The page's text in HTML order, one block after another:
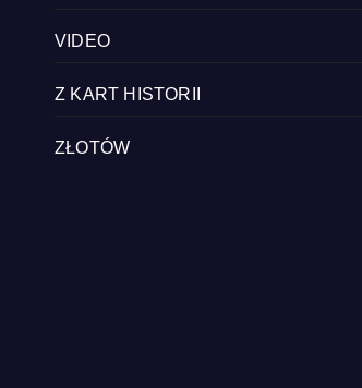
VIDEO
Z KART HISTORII
ZŁOTÓW